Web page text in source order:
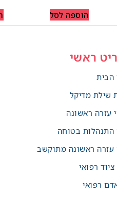
הוספה לסל
ראשי
הבית
שילת מדיקל
עזרה ראשונה
התנהלות בטוחה
עזרה ראשונה מתוקשב
רפואי
רפואי